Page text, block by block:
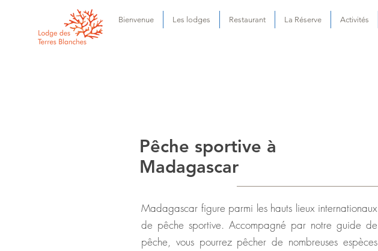
Bienvenue Les lodges Restaurant La Réserve Activités
Pêche sportive à
Madagascar
Madagascar figure parmi les hauts lieux internationaux
de pêche sportive. Accompagné par notre guide de
pêche, vous pourrez pêcher de nombreuses espèces